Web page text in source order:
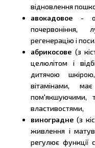
відновлення
авокадовое -
почервоніння,
регенерацію і
абрикосове (з
целюлітом і
дитячою
вітамінами,
пом'якшуючими,
властивостями,
виноградне (з
живлення і
регулює функції